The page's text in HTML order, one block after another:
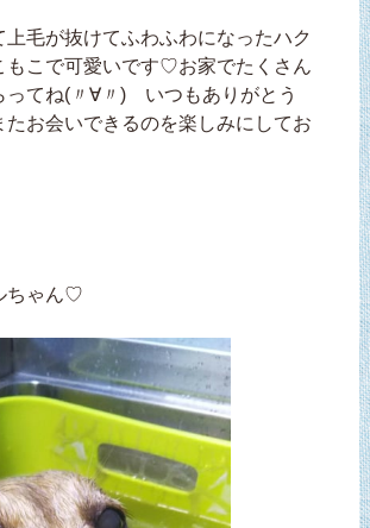
上毛が抜けてふわふわになったハク
もこで可愛いです♡お家でたくさん
ってね(〃∀〃) いつもありがとう
たお会いできるのを楽しみにしてお
ちゃん♡